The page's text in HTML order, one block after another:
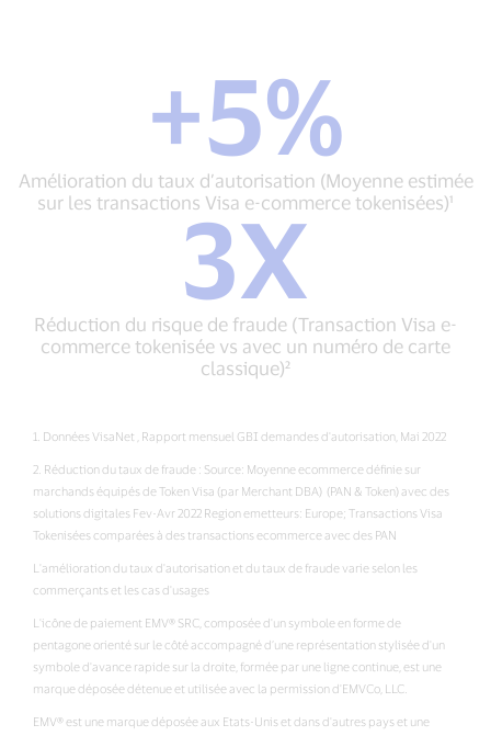
+5%
Amélioration
du
taux
d’autorisation
(Moyenne
estimée
sur
les
transactions
e-
commerce
tokenisées)¹
+5%
Amélioration du taux d’autorisation (Moyenne estimée
sur les transactions Visa e-commerce tokenisées)¹
3X
Réduction
du
risque
de
fraude
(Transaction
commerce
vs
avec
un
numéro
de
3X
Réduction du risque de fraude (Transaction Visa e-
commerce tokenisée vs avec un numéro de carte
classique)²
1. Données VisaNet , Rapport mensuel GBI demandes d'autorisation, Mai 2022
2. Réduction du taux de fraude : Source: Moyenne ecommerce définie sur
marchands équipés de Token Visa (par Merchant DBA) (PAN & Token) avec des
solutions digitales Fev-Avr 2022 Region emetteurs: Europe; Transactions Visa
Tokenisées comparées à des transactions ecommerce avec des PAN
L'amélioration du taux d'autorisation et du taux de fraude varie selon les
commerçants et les cas d'usages
L'icône de paiement EMV® SRC, composée d'un symbole en forme de
pentagone orienté sur le côté accompagné d’une représentation stylisée d'un
symbole d'avance rapide sur la droite, formée par une ligne continue, est une
marque déposée détenue et utilisée avec la permission d'EMVCo, LLC.
EMV® est une marque déposée aux Etats-Unis et dans d'autres pays et une